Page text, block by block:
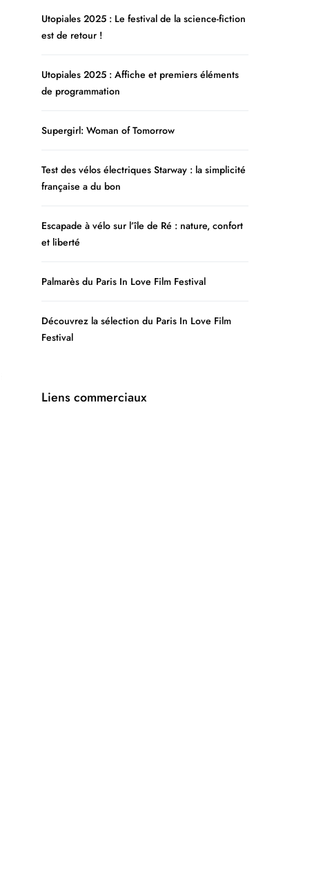
Utopiales 2025 : Le festival de la science-fiction
est de retour !
Utopiales 2025 : Affiche et premiers éléments
de programmation
Supergirl: Woman of Tomorrow
Test des vélos électriques Starway : la simplicité
française a du bon
Escapade à vélo sur l’île de Ré : nature, confort
et liberté
Palmarès du Paris In Love Film Festival
Découvrez la sélection du Paris In Love Film
Festival
Liens commerciaux